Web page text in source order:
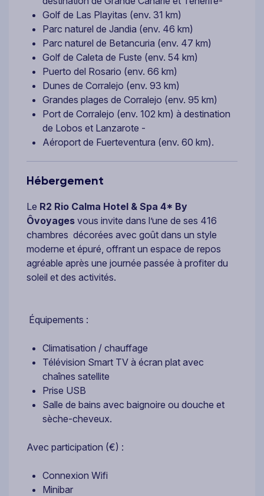
Golf de Las Playitas (env. 31 km)
Parc naturel de Jandia (env. 46 km)
Parc naturel de Betancuria (env. 47 km)
Golf de Caleta de Fuste (env. 54 km)
Puerto del Rosario (env. 66 km)
Dunes de Corralejo (env. 93 km)
Grandes plages de Corralejo (env. 95 km)
Port de Corralejo (env. 102 km) à destination
de Lobos et Lanzarote -
Aéroport de Fuerteventura (env. 60 km).
Hébergement
Le R2 Rio Calma Hotel & Spa 4* By
Ôvoyages vous invite dans l’une de ses 416
chambres décorées avec goût dans un style
moderne et épuré, offrant un espace de repos
agréable après une journée passée à profiter du
soleil et des activités.
Équipements :
Climatisation / chauffage
Télévision Smart TV à écran plat avec
chaînes satellite
Prise USB
Salle de bains avec baignoire ou douche et
sèche-cheveux.
Avec participation (€) :
Connexion Wifi
Minibar